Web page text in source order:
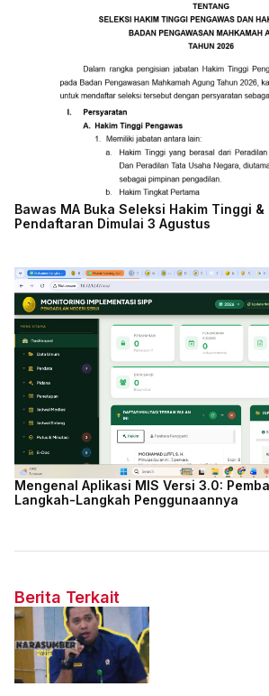
Bawas MA Buka Seleksi Hakim Tinggi &
Pendaftaran Dimulai 3 Agustus
Mengenal Aplikasi MIS Versi 3.0:
Langkah-Langkah Penggunaannya
Berita Terkait